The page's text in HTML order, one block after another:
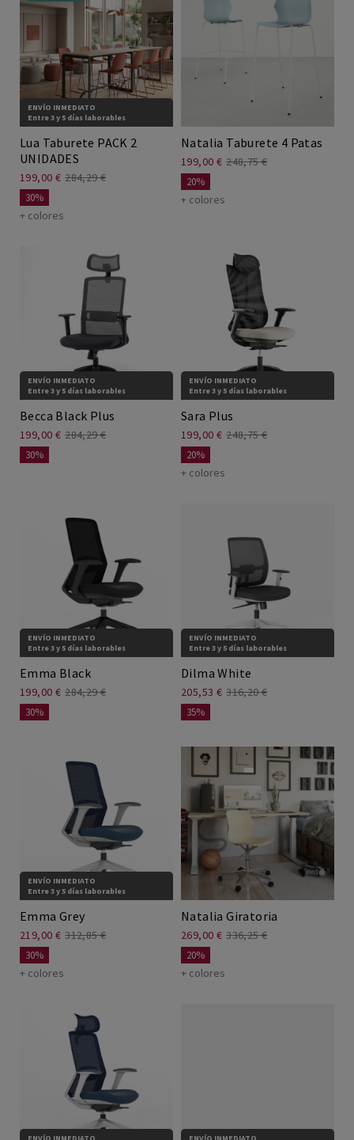
ENVÍO INMEDIATO
Entre 3 y 5 días laborables
Lua Taburete PACK 2
UNIDADES
199,00 € 284,29 €
30%
+ colores
Natalia Taburete 4 Patas
199,00 € 248,75 €
20%
+ colores
ENVÍO INMEDIATO
Entre 3 y 5 días laborables
Becca Black Plus
199,00 € 284,29 €
30%
ENVÍO INMEDIATO
Entre 3 y 5 días laborables
Sara Plus
199,00 € 248,75 €
20%
+ colores
ENVÍO INMEDIATO
Entre 3 y 5 días laborables
Emma Black
199,00 € 284,29 €
30%
ENVÍO INMEDIATO
Entre 3 y 5 días laborables
Dilma White
205,53 € 316,20 €
35%
ENVÍO INMEDIATO
Entre 3 y 5 días laborables
Emma Grey
219,00 € 312,85 €
30%
+ colores
Natalia Giratoria
269,00 € 336,25 €
20%
+ colores